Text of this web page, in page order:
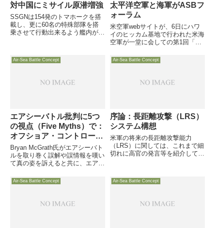
対中国にミサイル原潜増強
SSGNは154発のトマホークを搭
載し、更に60名の特殊部隊を搭
乗させて行動出来るよう艦内が改
も内蔵です・・・。そんな虎の子
４隻の中の３隻が、最近アジア太
太平洋空軍と海軍がASBフ
ォーラム
米空軍webサイトが、6日にハワ
イのヒッカム基地で行われた米海
空軍が一堂に会しての第1回「Air
りと紹介しています。どのような
経緯で、誰が主催して同フォーラ
Air-Sea Battle Concept
エアシーバトル批判に5つ
の視点（Five Myths）で：
オフショア・コントロール
論に反論
Bryan McGrath氏がエアシーバト
ルを取り巻く誤解や誤情報を嘆い
て真の姿を訴えると共に、エアシ
判するHammes氏の「オフショ
ア・コントロール論」のいい加減
Air-Sea Battle Concept
序論：長距離攻撃（LRS）
システム構想
米軍の将来の長距離攻撃能力
（LRS）に関しては、これまで細
切れに高官の発言等を紹介してき
ほぼ網羅した包括的なLRS構想の
説明となっており、国防省内部で
Air-Sea Battle Concept Air-Sea Battle Concept